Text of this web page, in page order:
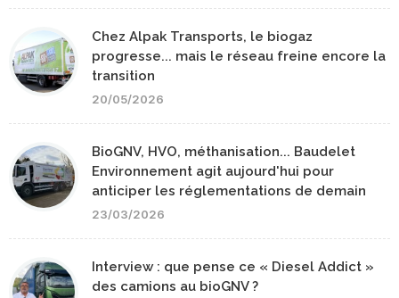
Chez Alpak Transports, le biogaz
progresse... mais le réseau freine encore la
transition
20/05/2026
BioGNV, HVO, méthanisation... Baudelet
Environnement agit aujourd'hui pour
anticiper les réglementations de demain
23/03/2026
Interview : que pense ce « Diesel Addict »
des camions au bioGNV ?